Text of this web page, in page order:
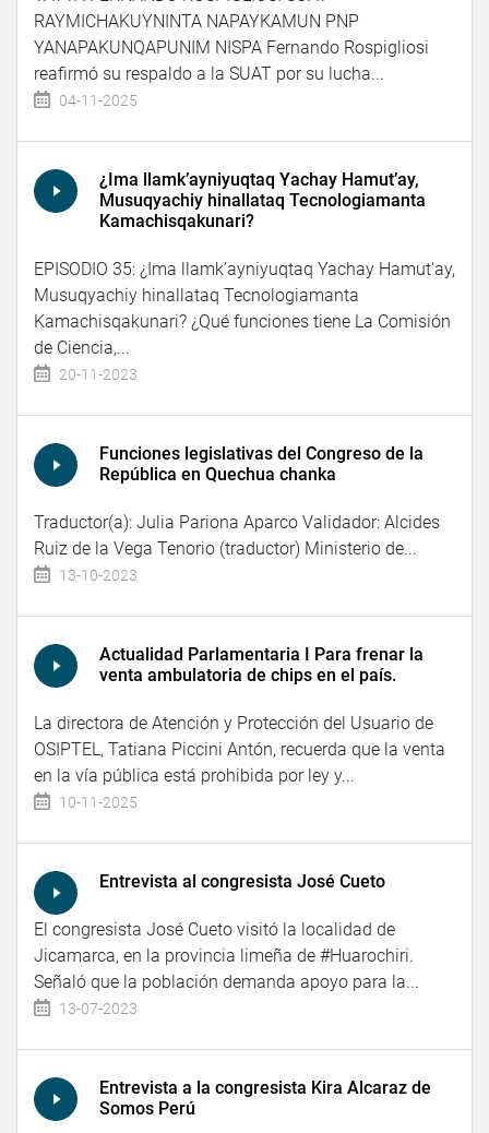
RAYMICHAKUYNINTA NAPAYKAMUN PNP
YANAPAKUNQAPUNIM NISPA Fernando Rospigliosi
reafirmó su respaldo a la SUAT por su lucha...
04-11-2025
¿Ima llamk’ayniyuqtaq Yachay Hamut’ay,
Musuqyachiy hinallataq Tecnologiamanta
Kamachisqakunari?
EPISODIO 35: ¿Ima llamk’ayniyuqtaq Yachay Hamut'ay,
Musuqyachiy hinallataq Tecnologiamanta
Kamachisqakunari? ¿Qué funciones tiene La Comisión
de Ciencia,...
20-11-2023
Funciones legislativas del Congreso de la
República en Quechua chanka
Traductor(a): Julia Pariona Aparco Validador: Alcides
Ruiz de la Vega Tenorio (traductor) Ministerio de...
13-10-2023
Actualidad Parlamentaria I Para frenar la
venta ambulatoria de chips en el país.
La directora de Atención y Protección del Usuario de
OSIPTEL, Tatiana Piccini Antón, recuerda que la venta
en la vía pública está prohibida por ley y...
10-11-2025
Entrevista al congresista José Cueto
El congresista José Cueto visitó la localidad de
Jicamarca, en la provincia limeña de #Huarochiri.
Señaló que la población demanda apoyo para la...
13-07-2023
Entrevista a la congresista Kira Alcaraz de
Somos Perú